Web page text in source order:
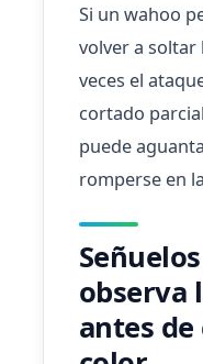
Si un wahoo
volver a soltar
veces el
cortado
puede
romperse en
observa
antes